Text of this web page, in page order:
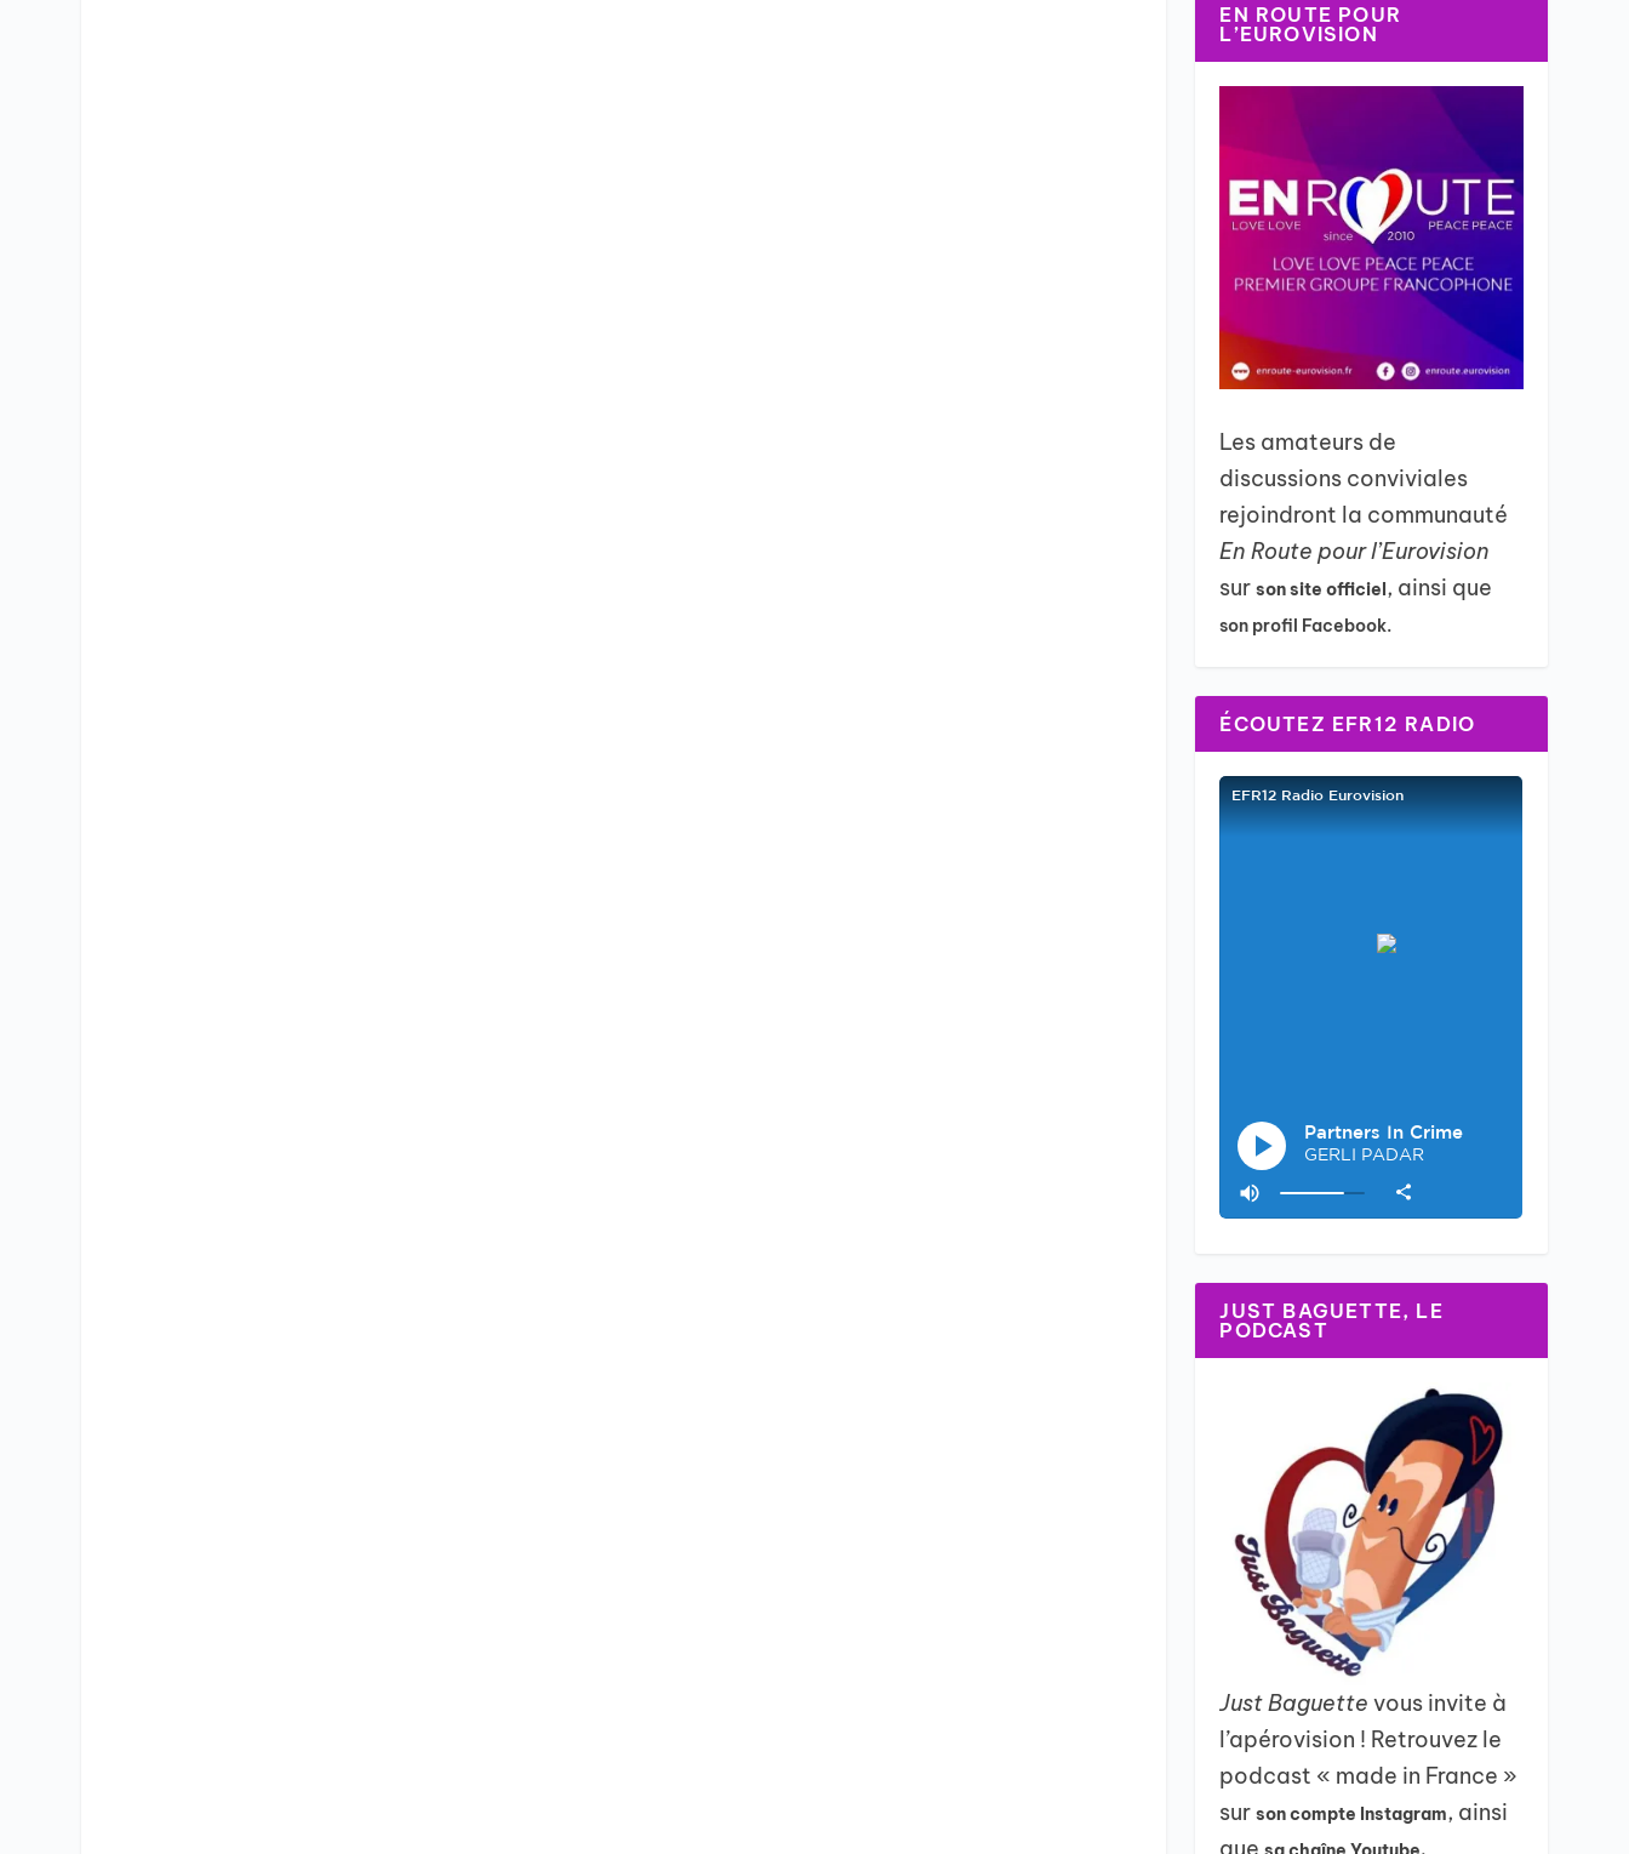
EN ROUTE POUR
L’EUROVISION
Les amateurs de
discussions conviviales
rejoindront la communauté
En Route pour l’Eurovision
surson site officiel, ainsi que
son profil Facebook.
ÉCOUTEZ EFR12 RADIO
JUST BAGUETTE, LE
PODCAST
Just Baguettevous invite à
l’apérovision ! Retrouvez le
podcast « made in France »
surson compte Instagram, ainsi